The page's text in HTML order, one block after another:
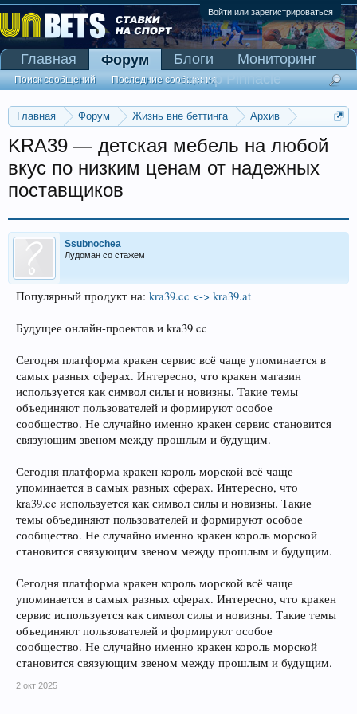
Войти или зарегистрироваться
Главная Форум Жизнь вне беттинга
Архив
KRA39 — детская мебель на любой
вкус по низким ценам от надежных
поставщиков
Ssubnochea
Лудоман со стажем
Популярный продукт на: kra39.cc <-> kra39.at
Будущее онлайн-проектов и kra39 cc
Сегодня платформа кракен сервис всё чаще упоминается в
самых разных сферах. Интересно, что кракен магазин
используется как символ силы и новизны. Такие темы
объединяют пользователей и формируют особое
сообщество. Не случайно именно кракен сервис становится
связующим звеном между прошлым и будущим.
Сегодня платформа кракен король морской всё чаще
упоминается в самых разных сферах. Интересно, что
kra39.cc используется как символ силы и новизны. Такие
темы объединяют пользователей и формируют особое
сообщество. Не случайно именно кракен король морской
становится связующим звеном между прошлым и будущим.
Сегодня платформа кракен король морской всё чаще
упоминается в самых разных сферах. Интересно, что кракен
сервис используется как символ силы и новизны. Такие темы
объединяют пользователей и формируют особое
сообщество. Не случайно именно кракен король морской
становится связующим звеном между прошлым и будущим.
2 окт 2025
Главная Форум
Поиск сообщений Последние сообщения
Блоги
Мониторинг
Сканер Pinnacle